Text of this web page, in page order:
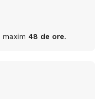
maxim 48 de ore.